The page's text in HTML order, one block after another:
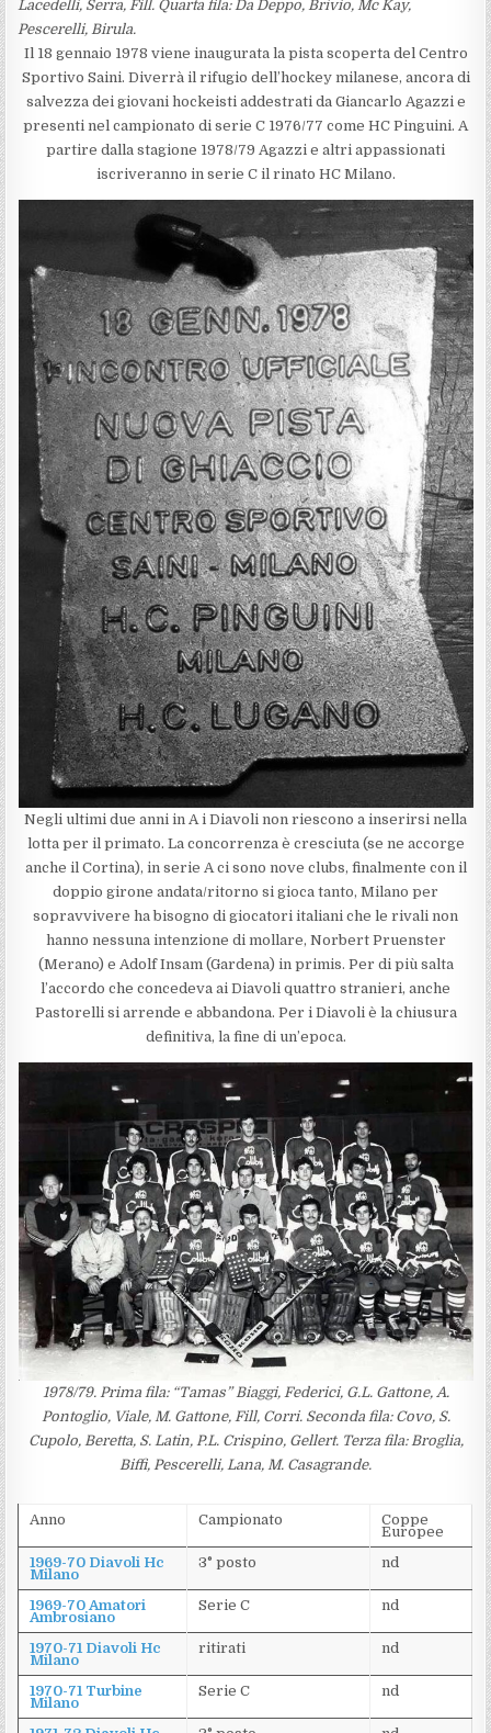
Lacedelli, Serra, Fill. Quarta fila: Da Deppo, Brivio, Mc Kay,
Pescerelli, Birula.
Il 18 gennaio 1978 viene inaugurata la pista scoperta del Centro
Sportivo Saini. Diverrà il rifugio dell’hockey milanese, ancora di
salvezza dei giovani hockeisti addestrati da Giancarlo Agazzi e
presenti nel campionato di serie C 1976/77 come HC Pinguini. A
partire dalla stagione 1978/79 Agazzi e altri appassionati
iscriveranno in serie C il rinato HC Milano.
Negli ultimi due anni in A i Diavoli non riescono a inserirsi nella
lotta per il primato. La concorrenza è cresciuta (se ne accorge
anche il Cortina), in serie A ci sono nove clubs, finalmente con il
doppio girone andata/ritorno si gioca tanto, Milano per
sopravvivere ha bisogno di giocatori italiani che le rivali non
hanno nessuna intenzione di mollare, Norbert Pruenster
(Merano) e Adolf Insam (Gardena) in primis. Per di più salta
l’accordo che concedeva ai Diavoli quattro stranieri, anche
Pastorelli si arrende e abbandona. Per i Diavoli è la chiusura
definitiva, la fine di un’epoca.
1978/79. Prima fila: “Tamas” Biaggi, Federici, G.L. Gattone, A.
Pontoglio, Viale, M. Gattone, Fill, Corri. Seconda fila: Covo, S.
Cupolo, Beretta, S. Latin, P.L. Crispino, Gellert. Terza fila: Broglia,
Biffi, Pescerelli, Lana, M. Casagrande.
Anno Campionato Coppe
Europee
1969-70 Diavoli Hc
Milano
3° posto nd
1969-70 Amatori
Ambrosiano
Serie C nd
1970-71 Diavoli Hc
Milano
ritirati nd
1970-71 Turbine
Milano
Serie C nd